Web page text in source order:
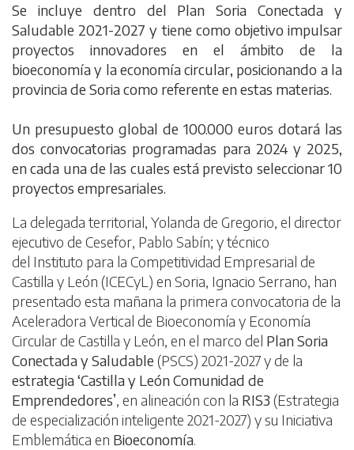
Se incluye dentro del Plan Soria Conectada y
Saludable 2021-2027 y tiene como objetivo impulsar
proyectos innovadores en el ámbito de la
bioeconomía y la economía circular, posicionando a la
provincia de Soria como referente en estas materias.
Un presupuesto global de 100.000 euros dotará las
dos convocatorias programadas para 2024 y 2025,
en cada una de las cuales está previsto seleccionar 10
proyectos empresariales.
La delegada territorial, Yolanda de Gregorio, el director
ejecutivo de Cesefor, Pablo Sabín; y técnico
del Instituto para la Competitividad Empresarial de
Castilla y León (ICECyL) en Soria, Ignacio Serrano, han
presentado esta mañana la primera convocatoria de la
Aceleradora Vertical de Bioeconomía y Economía
Circular de Castilla y León, en el marco del Plan Soria
Conectada y Saludable(PSCS) 2021-2027 y de la
estrategia ‘Castilla y León Comunidad de
Emprendedores’, en alineación con la RIS3 (Estrategia
de especialización inteligente 2021-2027) y su Iniciativa
Emblemática en Bioeconomía.